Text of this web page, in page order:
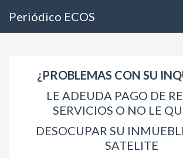
Periódico ECOS
¿PROBLEMAS CON SU
LE ADEUDA PAGO DE
SERVICIOS O NO LE
DESOCUPAR SU
SATELITE